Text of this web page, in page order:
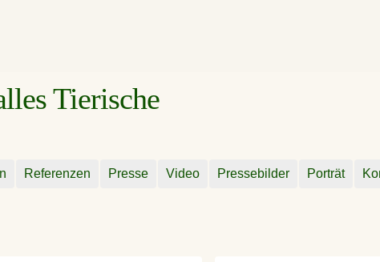
Tierische
Referenzen Presse Video Pressebilder Porträt